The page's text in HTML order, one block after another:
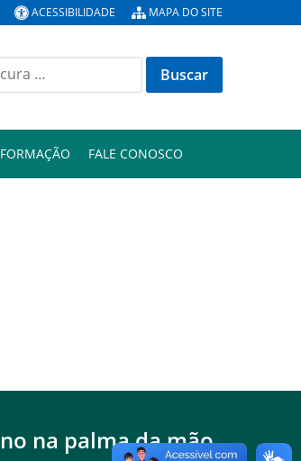
ACESSIBILIDADE MAPA DO SITE
FALE CONOSCO
na palma da mão